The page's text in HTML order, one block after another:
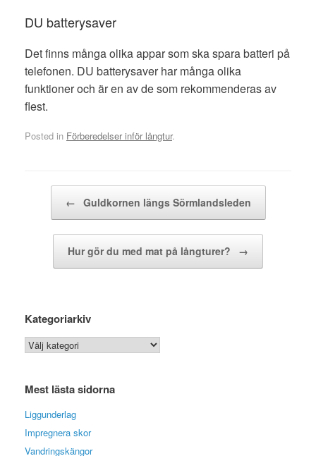
DU batterysaver
Det finns många olika appar som ska spara batteri på
telefonen. DU batterysaver har många olika
funktioner och är en av de som rekommenderas av
flest.
Posted in Förberedelser inför långtur.
← Guldkornen längs Sörmlandsleden
Hur gör du med mat på långturer? →
Kategoriarkiv
Kategoriarkiv
Mest lästa sidorna
Liggunderlag
Impregnera skor
Vandringskängor